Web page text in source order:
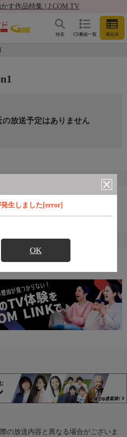
す作品特集 | J:COM TV
CS番組一覧 番組表
検索
生しました[error]
OK
の放送予定はありません
番組
の放送内容と異なる場合がございま